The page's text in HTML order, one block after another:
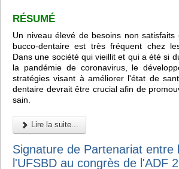
RÉSUMÉ
Un niveau élevé de besoins non
bucco-dentaire est très fréquent chez
Dans une société qui vieillit et qui a été si
la pandémie de coronavirus, le
stratégies visant à améliorer l'état de
dentaire devrait être crucial afin de
sain.
Lire la suite...
Signature de Partenariat entre
l'UFSBD au congrès de l'ADF